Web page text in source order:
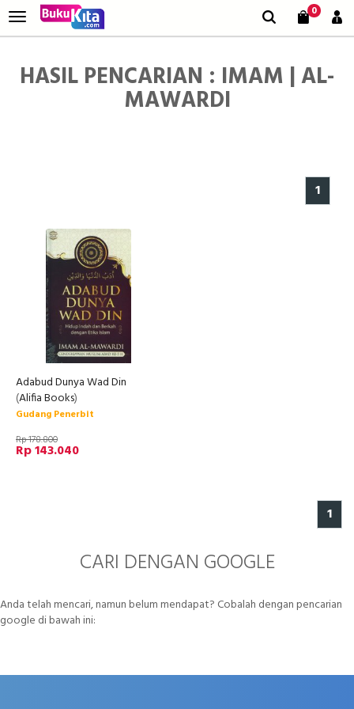
0
HASIL PENCARIAN : IMAM | AL-
MAWARDI
1
Adabud Dunya Wad Din
(Alifia Books)
Gudang Penerbit
Rp 178.800
Rp 143.040
1
CARI DENGAN GOOGLE
Anda telah mencari, namun belum mendapat? Cobalah dengan pencarian
google di bawah ini: